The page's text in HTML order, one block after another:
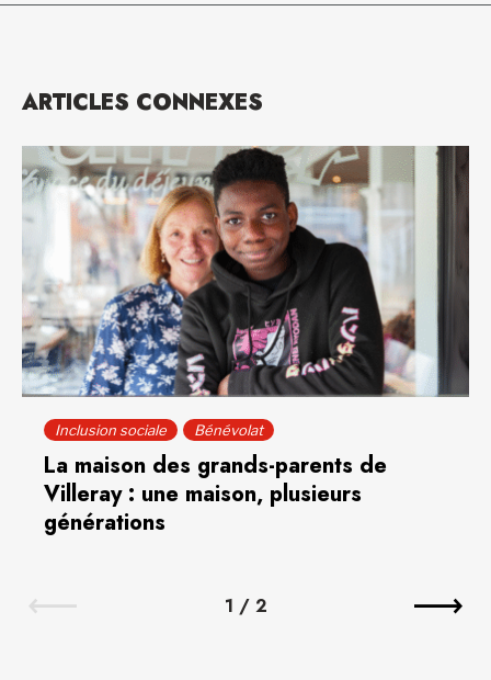
ARTICLES CONNEXES
Inclusion sociale Bénévolat
La maison des grands-parents de
Villeray : une maison, plusieurs
générations
1 / 2